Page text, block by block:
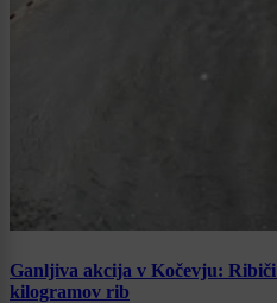
Ganljiva akcija v Kočevju:
kilogramov rib